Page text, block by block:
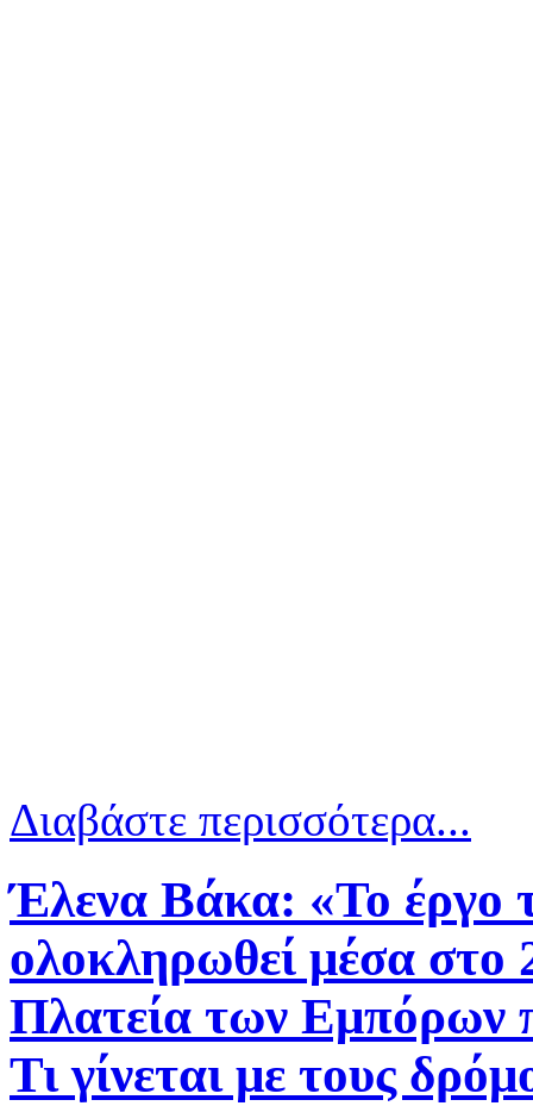
Διαβάστε περισσότερα...
Έλενα Βάκα: «Το έργο
ολοκληρωθεί μέσα στο
Πλατεία των Εμπόρων
Τι γίνεται με τους